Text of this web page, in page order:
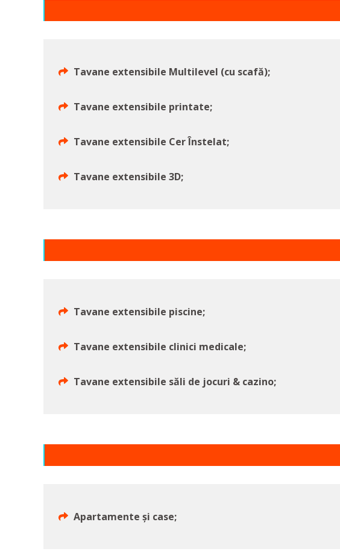
Tavane extensibile Multilevel (cu scafă);
Tavane extensibile printate;
Tavane extensibile Cer Înstelat;
Tavane extensibile 3D;
Tavane extensibile piscine;
Tavane extensibile clinici medicale;
Tavane extensibile săli de jocuri & cazino;
Apartamente și case;